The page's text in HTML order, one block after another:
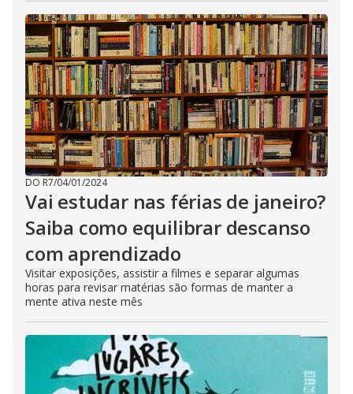
DO R7/04/01/2024
Vai estudar nas férias de janeiro?
Saiba como equilibrar descanso
com aprendizado
Visitar exposições, assistir a filmes e separar algumas
horas para revisar matérias são formas de manter a
mente ativa neste mês